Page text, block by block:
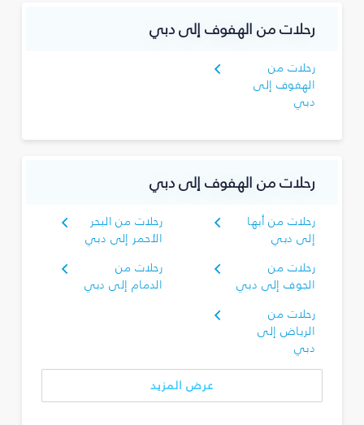
رحلات من الهفوف إلى دبي
رحلات من
الهفوف إلى
دبي
رحلات من الهفوف إلى دبي
رحلات من أبها
إلى دبي
رحلات من البحر
الأحمر إلى دبي
رحلات من
الجوف إلى دبي
رحلات من
الدمام إلى دبي
رحلات من
الرياض إلى
دبي
عرض المزيد